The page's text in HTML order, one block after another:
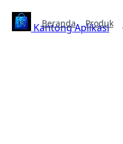
Kantong Aplikasi
Beranda Produk